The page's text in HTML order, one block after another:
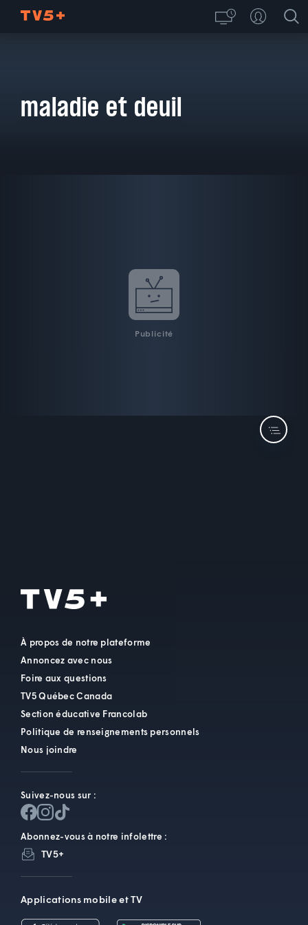
maladie et deuil
Publicité
À propos de notre plateforme
Annoncez avec nous
Foire aux questions
TV5 Québec Canada
Section éducative Francolab
Politique de renseignements personnels
Nous joindre
Suivez-nous sur :
Abonnez-vous à notre infolettre :
TV5+
Applications mobile et TV